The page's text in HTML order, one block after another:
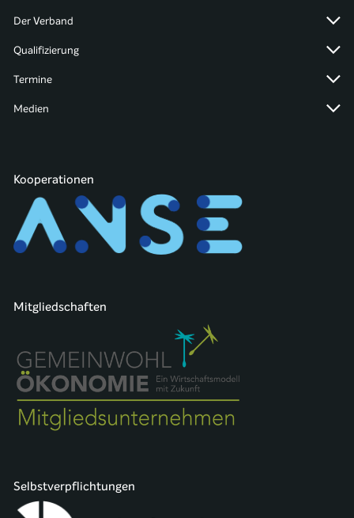
Der Verband
Qualifizierung
Termine
Medien
Kooperationen
Mitgliedschaften
Selbstverpflichtungen